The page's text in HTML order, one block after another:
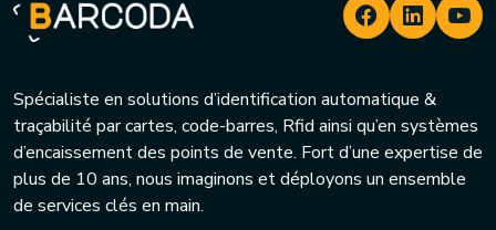
Spécialiste en solutions d’identification automatique &
traçabilité par cartes, code-barres, Rfid ainsi qu’en systèmes
d’encaissement des points de vente. Fort d’une expertise de
plus de 10 ans, nous imaginons et déployons un ensemble
de services clés en main.